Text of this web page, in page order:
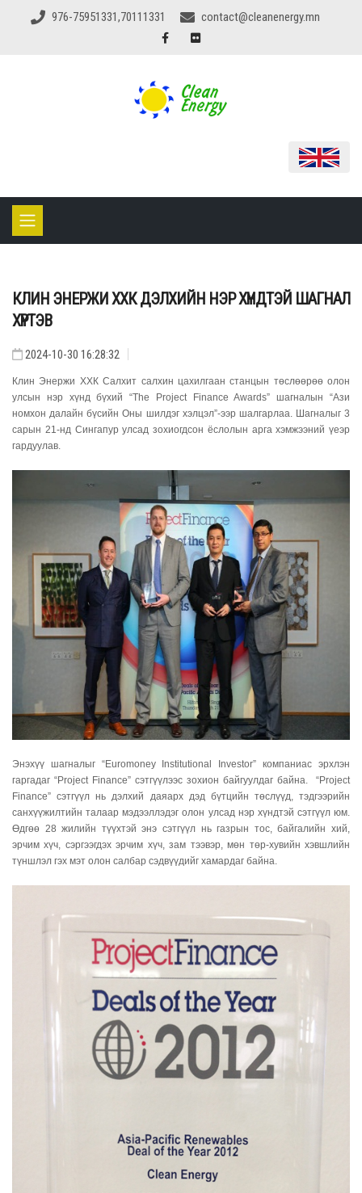
976-75951331,70111331 contact@cleanenergy.mn
КЛИН ЭНЕРЖИ ХХК ДЭЛХИЙН НЭР ХҮНДТЭЙ ШАГНАЛ
ХҮРТЭВ
2024-10-30 16:28:32
Клин Энержи ХХК Салхит салхин цахилгаан станцын төслөөрөө олон
улсын нэр хүнд бүхий “The Project Finance Awards” шагналын “Ази
номхон далайн бүсийн Оны шилдэг хэлцэл”-ээр шалгарлаа. Шагналыг 3
сарын 21-нд Сингапур улсад зохиогдсон ёслолын арга хэмжээний үеэр
гардуулав.
Энэхүү шагналыг “Euromoney Institutional Investor” компаниас эрхлэн
гаргадаг “Project Finance” сэтгүүлээс зохион байгуулдаг байна. “Project
Finance” сэтгүүл нь дэлхий даяарх дэд бүтцийн төслүүд, тэдгээрийн
санхүүжилтийн талаар мэдээллэдэг олон улсад нэр хүндтэй сэтгүүл юм.
Өдгөө 28 жилийн түүхтэй энэ сэтгүүл нь газрын тос, байгалийн хий,
эрчим хүч, сэргээгдэх эрчим хүч, зам тээвэр, мөн төр-хувийн хэвшлийн
түншлэл гэх мэт олон салбар сэдвүүдийг хамардаг байна.